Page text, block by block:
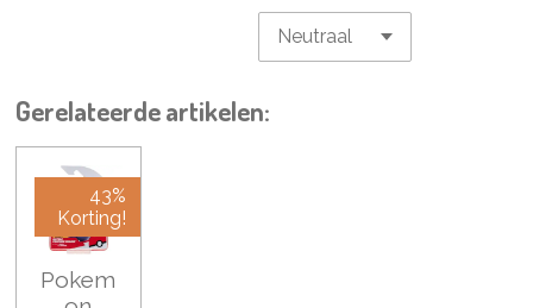
Gerelateerde artikelen:
43%
Korting!
Pokem